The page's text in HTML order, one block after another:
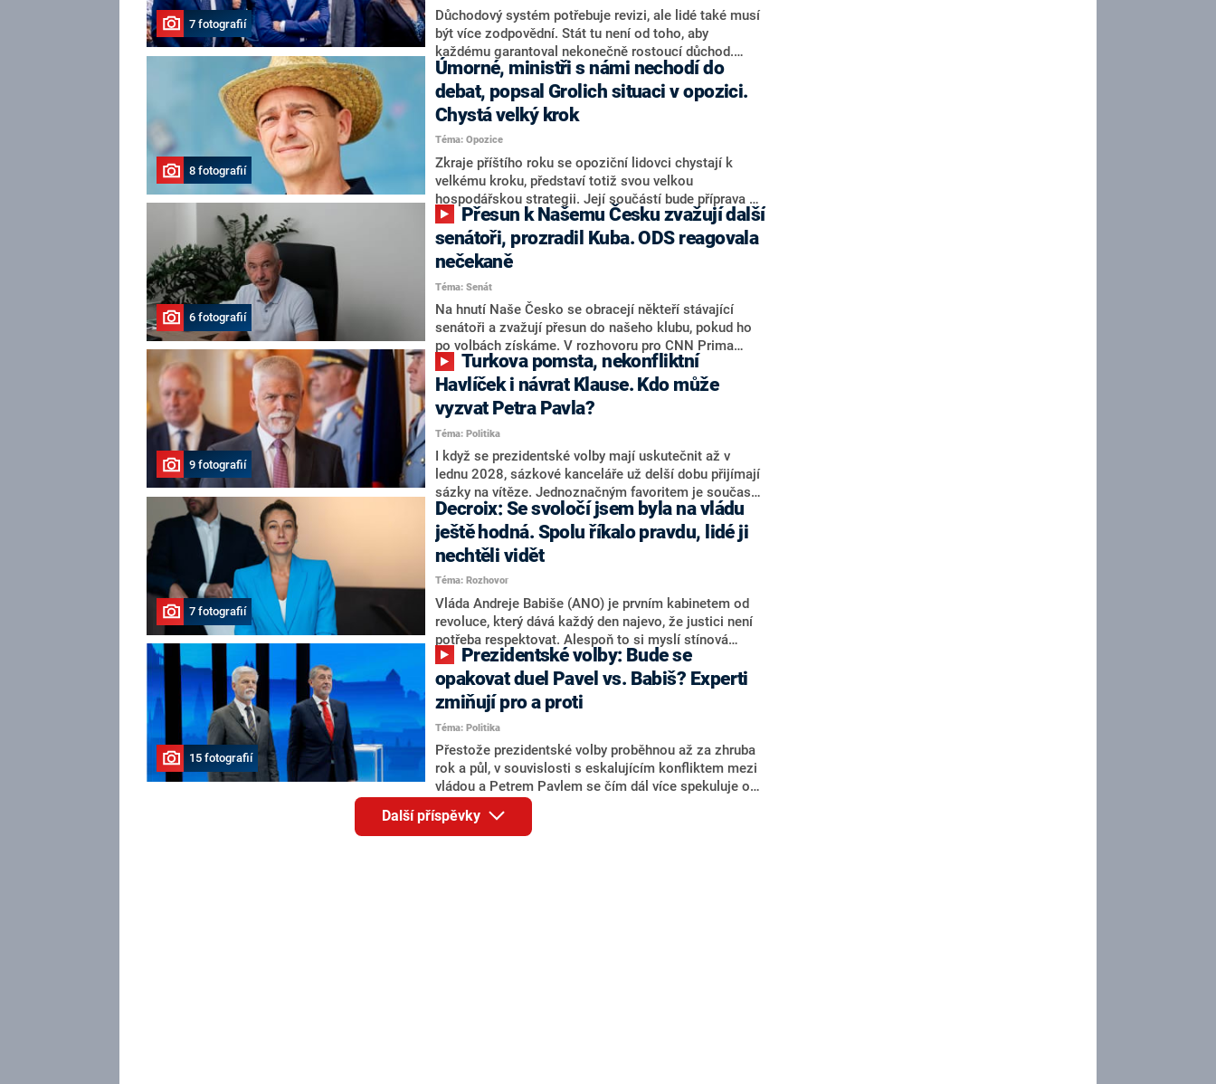
7 fotografií
Důchodový systém potřebuje revizi, ale lidé také musí
být více zodpovědní. Stát tu není od toho, aby
každému garantoval nekonečně rostoucí důchod.
Chybí tu nový systém a my ho představíme,řekl
hejtman Jihočeského kraje a předseda hnutí Naše
Česko Martin Kuba v rozhovoru pro CNN Prima NEWS.
V čele státu pak podle něj nemůže být člověk, který by
střetem zájmů omezoval čerpání financí a rozvoj,
dodal. Řešení u Andreje Babiše ale hodnotit nechtěl.
8 fotografií
Úmorné, ministři s námi nechodí do
debat, popsal Grolich situaci v opozici.
Chystá velký krok
Téma: Opozice
Zkraje příštího roku se opoziční lidovci chystají k
velkému kroku, představí totiž svou velkou
hospodářskou strategii. Její součástí bude příprava na
stárnutí populace, řekl ve středu na setkání s novináři
nový předseda lidovců Jan Grolich. Ten zároveň v
senátních volbách kandiduje ve Vyškově. Popsal i
aktivitu opozice, o níž vládní strany nebo političtí
komentátoři mluví jako o slabé a v defenzivě. „Je to
úmorná práce upozorňovat na chyby vlády. Ministři s
námi navíc nechodí do debat. Chceme ale ukazovat
svoje témata,“ odpověděl Grolich na dotaz CNN Prima
NEWS.
6 fotografií
senátoři, prozradil Kuba. ODS reagovala
nečekaně
Téma: Senát
Na hnutí Naše Česko se obracejí někteří stávající
senátoři a zvažují přesun do našeho klubu, pokud ho
po volbách získáme. V rozhovoru pro CNN Prima
NEWS to řekl zakladatel hnutí a jihočeský hejtman
Martin Kuba. Konkrétní nebyl, ale získat by takto mohl
například senátora Zdeňka Hrabu, který je dnes
součástí klubu ODS a TOP 09. Hraba to na dotaz
redakce nevyloučil. Předseda klubu senátorů ODS
Zdeněk Nytra redakci řekl, že počítá s odchodem
některých senátorů z klubu a že Naše Česko není
nepřítel, ale soupeř.
9 fotografií
Havlíček i návrat Klause. Kdo může
vyzvat Petra Pavla?
Téma: Politika
I když se prezidentské volby mají uskutečnit až v
lednu 2028, sázkové kanceláře už delší dobu přijímají
sázky na vítěze. Jednoznačným favoritem je současná
hlava státu Petr Pavel. Daleko za ním pak bookmakeři
zmiňují dva výrazné politiky ANO, tedy premiéra
Andreje Babiše a ministra průmyslu Karla Havlíčka.
Oblíbeným tipem samotných sázkařů je poslanec za
Motoristy Filip Turek. Politolog Jan Kubáček nicméně
o případné kandidatuře kohokoliv ze zmíněné trojice
značně pochybuje. Podle něj současná koalice dosud
nemá osobu, která by Pavlovi mohla konkurovat.
7 fotografií
Decroix: Se svoločí jsem byla na vládu
ještě hodná. Spolu říkalo pravdu, lidé ji
nechtěli vidět
Téma: Rozhovor
Vláda Andreje Babiše (ANO) je prvním kabinetem od
revoluce, který dává každý den najevo, že justici není
potřeba respektovat. Alespoň to si myslí stínová
ministryně spravedlnosti ODS Eva Decroix. V
rozhovoru pro CNN Prima NEWS si nebrala servítky
ohledně politického výkonu svého nástupce Jeronýma
Tejce (za ANO) či vládní zmocněnkyně pro lidská
práva Taťány Malé (ANO). Označením „svoloč“ na
adresu vlády prý byla ještě hodná. Decroix se také
vrátila k volební porážce koalice Spolu či promluvila o
hnutí Naše Česko Martina Kuby.
15 fotografií
opakovat duel Pavel vs. Babiš? Experti
zmiňují pro a proti
Téma: Politika
Přestože prezidentské volby proběhnou až za zhruba
rok a půl, v souvislosti s eskalujícím konfliktem mezi
vládou a Petrem Pavlem se čím dál více spekuluje o
tom, koho by do bitvy o Hrad mohla vyslat současná
koalice. Někteří političtí komentátoři znovu vytahují
jméno premiéra Andreje Babiše (ANO). Jak moc je
Další příspěvky